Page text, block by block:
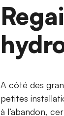
A côté des
petites
à l’abandon,